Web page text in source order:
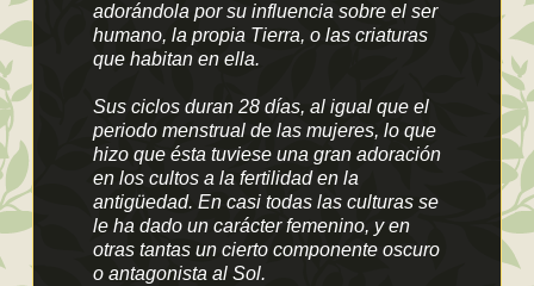
adorándola por su influencia sobre el ser
humano, la propia Tierra, o las criaturas
que habitan en ella.
Sus ciclos duran 28 días, al igual que el
periodo menstrual de las mujeres, lo que
hizo que ésta tuviese una gran adoración
en los cultos a la fertilidad en la
antigüedad. En casi todas las culturas se
le ha dado un carácter femenino, y en
otras tantas un cierto componente oscuro
o antagonista al Sol.